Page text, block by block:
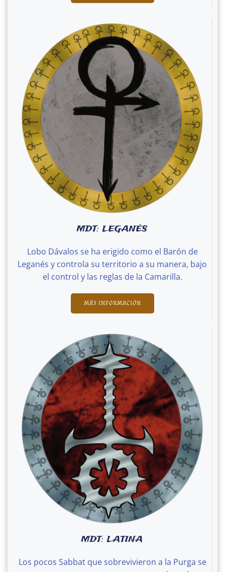
MDT: LEGANÉS
Lobo Dávalos se ha erigido como el Barón de
Leganés y controla su territorio a su manera, bajo
el control y las reglas de la Camarilla.
MÁS INFORMACIÓN
MDT: LATINA
Los pocos Sabbat que sobrevivieron a la Purga se